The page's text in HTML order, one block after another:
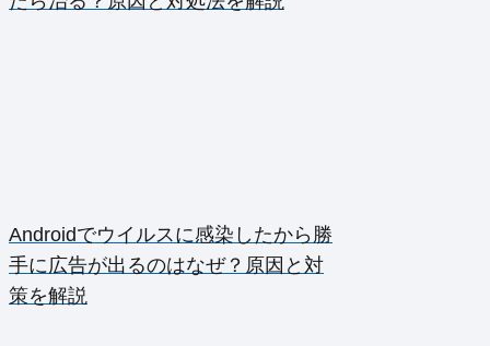
Androidでウイルスに感染したから勝
手に広告が出るのはなぜ？原因と対
策を解説